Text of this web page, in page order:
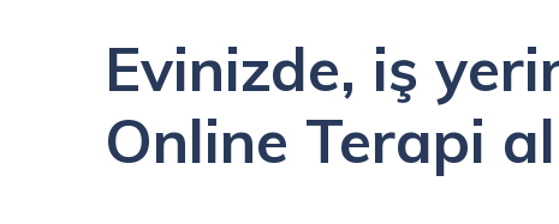
Evinizde, iş
Online Terapi